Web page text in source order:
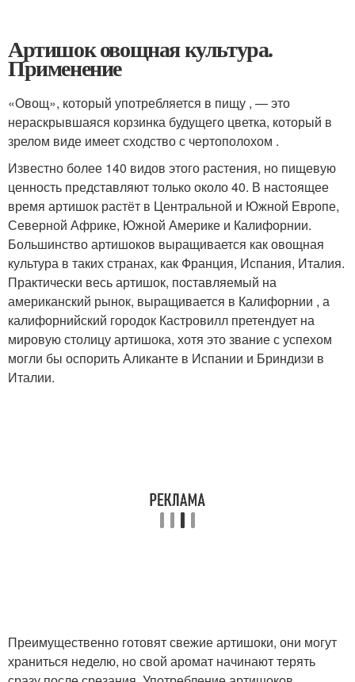
Артишок овощная культура.
Применение
«Овощ», который употребляется в пищу , — это
нераскрывшаяся корзинка будущего цветка, который в
зрелом виде имеет сходство с чертополохом .
Известно более 140 видов этого растения, но пищевую
ценность представляют только около 40. В настоящее
время артишок растёт в Центральной и Южной Европе,
Северной Африке, Южной Америке и Калифорнии.
Большинство артишоков выращивается как овощная
культура в таких странах, как Франция, Испания, Италия.
Практически весь артишок, поставляемый на
американский рынок, выращивается в Калифорнии , а
калифорнийский городок Кастровилл претендует на
мировую столицу артишока, хотя это звание с успехом
могли бы оспорить Аликанте в Испании и Бриндизи в
Италии.
Преимущественно готовят свежие артишоки, они могут
храниться неделю, но свой аромат начинают терять